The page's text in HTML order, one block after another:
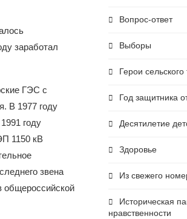
заработал
ГЭС с
В 1977 году
году
1150 кВ
звена
общероссийской
Вопрос-ответ
Выборы
Герои сельского
Год защитника
Десятилетие
Здоровье
Из свежего
Историческая
нравственности